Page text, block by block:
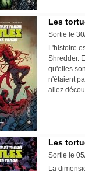
Les
Sortie le
L'histoire
Shredder.
qu'elles
n'étaient
allez
Les
Sortie le
La